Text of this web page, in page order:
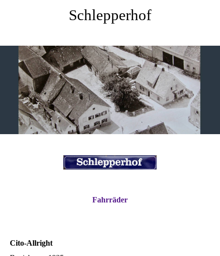
Schlepperhof
Fahrräder
Cito-Allright